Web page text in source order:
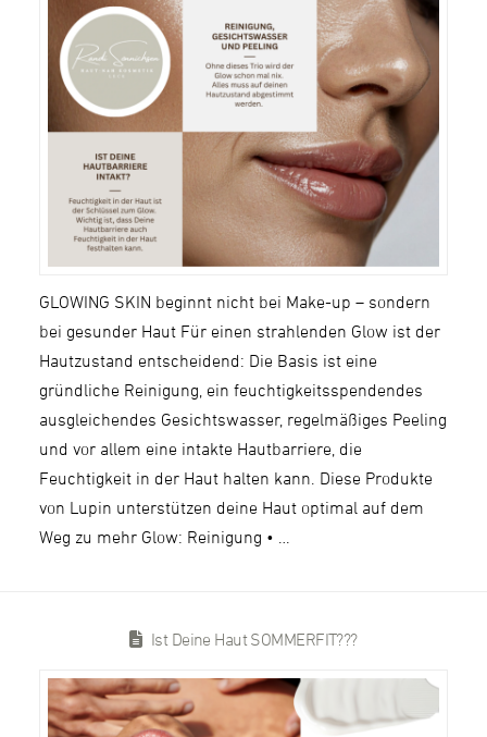
GLOWING SKIN beginnt nicht bei Make-up – sondern
bei gesunder Haut Für einen strahlenden Glow ist der
Hautzustand entscheidend: Die Basis ist eine
gründliche Reinigung, ein feuchtigkeitsspendendes
ausgleichendes Gesichtswasser, regelmäßiges Peeling
und vor allem eine intakte Hautbarriere, die
Feuchtigkeit in der Haut halten kann. Diese Produkte
von Lupin unterstützen deine Haut optimal auf dem
Weg zu mehr Glow: Reinigung • …
Ist Deine Haut SOMMERFIT???